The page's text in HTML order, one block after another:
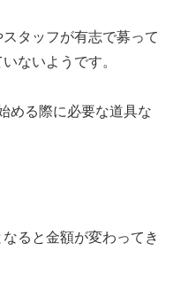
タッフが有志で募って
ないようです。
める際に必要な道具な
ると金額が変わってき